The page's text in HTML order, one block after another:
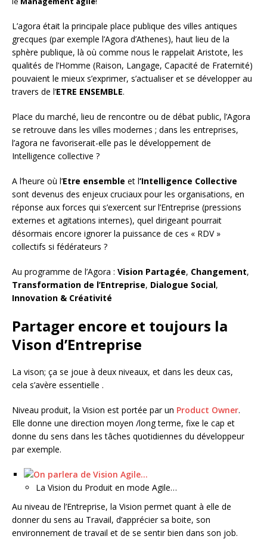
L’agora était la principale place publique des villes antiques
grecques (par exemple l’Agora d’Athenes), haut lieu de la
sphère publique, là où comme nous le rappelait Aristote, les
qualités de l’Homme (Raison, Langage, Capacité de Fraternité)
pouvaient le mieux s’exprimer, s’actualiser et se développer au
travers de l’ETRE ENSEMBLE.
Place du marché, lieu de rencontre ou de débat public, l’Agora
se retrouve dans les villes modernes ; dans les entreprises,
l’agora ne favoriserait-elle pas le développement de
Intelligence collective ?
A l’heure où l’Etre ensemble et l’Intelligence Collective
sont devenus des enjeux cruciaux pour les organisations, en
réponse aux forces qui s’exercent sur l’Entreprise (pressions
externes et agitations internes), quel dirigeant pourrait
désormais encore ignorer la puissance de ces « RDV »
collectifs si fédérateurs ?
Au programme de l’Agora : Vision Partagée, Changement,
Transformation de l’Entreprise, Dialogue Social,
Innovation & Créativité
Partager encore et toujours la
Vison d’Entreprise
La vison; ça se joue à deux niveaux, et dans les deux cas,
cela s’avère essentielle .
Niveau produit, la Vision est portée par un Product Owner.
Elle donne une direction moyen /long terme, fixe le cap et
donne du sens dans les tâches quotidiennes du développeur
par exemple.
La Vision du Produit en mode Agile…
Au niveau de l’Entreprise, la Vision permet quant à elle de
donner du sens au Travail, d’apprécier sa boite, son
environnement de travail et de se sentir bien dans son job.